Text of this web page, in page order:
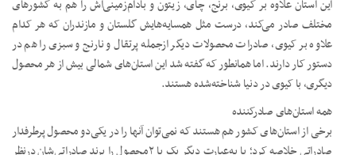
این استان علاوه بر کیوی، برنج، چای، زیتون و بادام‌زمینی‌اش را هم به کشورهای
مختلف صادر می‌کند، درست مثل همسایه‌هایش گلستان و مازندران که هر کدام
علاوه بر کیوی، صادرات محصولات دیگر ازجمله پرتقال و نارنج و سبزی را هم در
دستور کار دارند. اما همانطور که گفته شد این استان‌های شمالی بیش از هر محصول
دیگری، با کیوی در دنیا شناخته‌شده هستند.
همه استان‌های صادرکننده
برخی از استان‌های کشور هم هستند که نمی‌توان آنها را در یکی‌دو محصول پرطرفدار